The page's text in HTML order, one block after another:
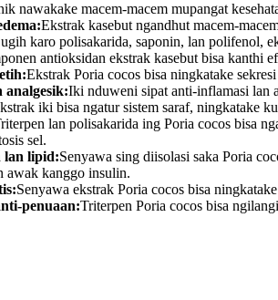
nawakake macem-macem mupangat
Ekstrak kasebut ngandhut macem-
karo polisakarida, saponin, lan polifenol,
antioksidan ekstrak kasebut bisa kanthi
Ekstrak Poria cocos bisa ningkatake
analgesik:Iki nduweni sipat anti-inflamasi lan
iki bisa ngatur sistem saraf, ningkatake
lan polisakarida ing Poria cocos bisa
sel.
lan lipid:Senyawa sing diisolasi saka Poria
awak kanggo insulin.
Senyawa ekstrak Poria cocos bisa
penuaan:Triterpen Poria cocos bisa